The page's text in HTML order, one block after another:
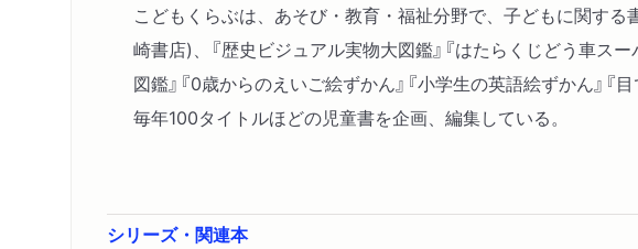
こどもくらぶは、あそび・教育・福祉分野で、子どもに関する
崎書店)、『歴史ビジュアル実物大図鑑』『はたらくじどう車ス
図鑑』『0歳からのえいご絵ずかん』『小学生の英語絵ずかん』『
毎年100タイトルほどの児童書を企画、編集している。
シリーズ・関連本